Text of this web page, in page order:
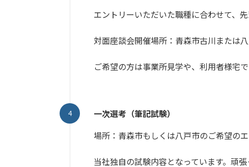
エントリーいただいた職種に合わせて、
対面座談会開催場所：青森市古川または
ご希望の方は事業所見学や、利用者様宅
一次選考（筆記試験）
場所：青森市もしくは八戸市のご希望の
当社独自の試験内容となっています。頑張